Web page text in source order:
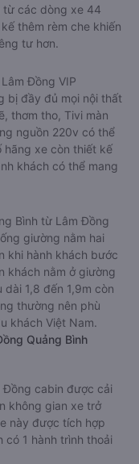
từ các dòng xe 44
thêm rèm che khiến
tư hơn.
Đồng VIP
bị đầy đủ mọi nội thất
thơm tho, Tivi màn
nguồn 220v có thể
hãng xe còn thiết kế
khách có thể mang
Bình từ Lâm Đồng
giường nằm hai
khi hành khách bước
khách nằm ở giường
1,8 đến 1,9m còn
thường nên phù
khách Việt Nam.
Quảng Bình
Đồng cabin được cải
không gian xe trở
này được tích hợp
có 1 hành trình thoải